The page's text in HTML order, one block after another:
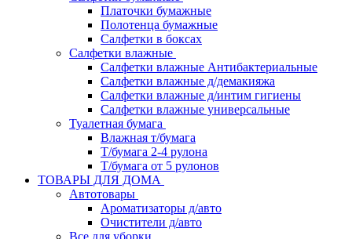
Платочки бумажные
Полотенца бумажные
Салфетки в боксах
Салфетки влажные
Салфетки влажные Антибактериальные
Салфетки влажные д/демакияжа
Салфетки влажные д/интим гигиены
Салфетки влажные универсальные
Туалетная бумага
Влажная т/бумага
Т/бумага 2-4 рулона
Т/бумага от 5 рулонов
ТОВАРЫ ДЛЯ ДОМА
Автотовары
Ароматизаторы д/авто
Очистители д/авто
Все для уборки